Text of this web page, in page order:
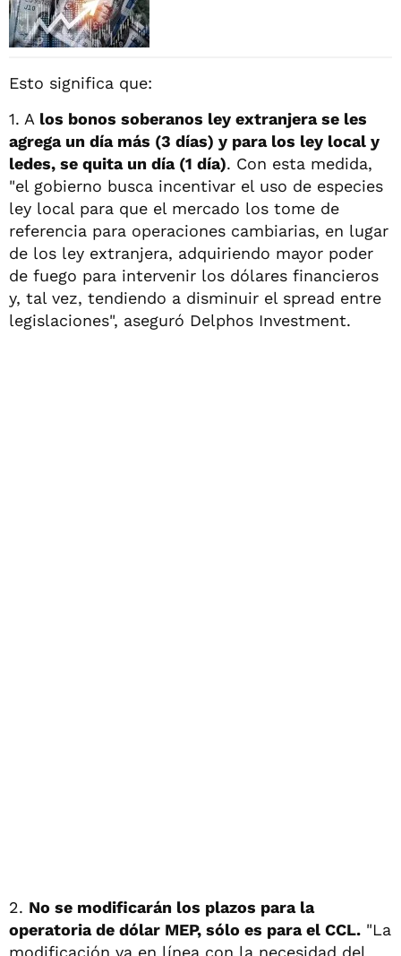
Esto significa que:
1. A los bonos soberanos ley extranjera se les
agrega un día más (3 días) y para los ley local y
ledes, se quita un día (1 día). Con esta medida,
"el gobierno busca incentivar el uso de especies
ley local para que el mercado los tome de
referencia para operaciones cambiarias, en lugar
de los ley extranjera, adquiriendo mayor poder
de fuego para intervenir los dólares financieros
y, tal vez, tendiendo a disminuir el spread entre
legislaciones", aseguró Delphos Investment.
2. No se modificarán los plazos para la
operatoria de dólar MEP, sólo es para el CCL. "La